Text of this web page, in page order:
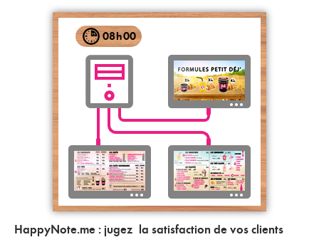
08h15
HappyNote.me : jugez la satisfaction de vos clients